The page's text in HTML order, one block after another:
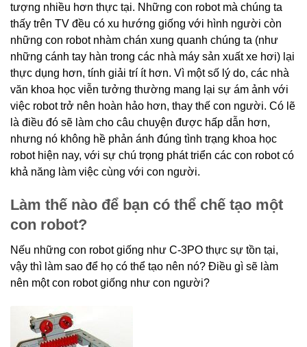
tượng nhiều hơn thực tại. Những con robot mà chúng ta
thấy trên TV đều có xu hướng giống với hình người còn
những con robot nhàm chán xung quanh chúng ta (như
những cánh tay hàn trong các nhà máy sản xuất xe hơi) lại
thực dụng hơn, tính giải trí ít hơn. Vì một số lý do, các nhà
văn khoa học viễn tưởng thường mang lại sự ám ảnh với
việc robot trở nên hoàn hảo hơn, thay thế con người. Có lẽ
là điều đó sẽ làm cho câu chuyện được hấp dẫn hơn,
nhưng nó không hề phản ánh đúng tình trạng khoa học
robot hiện nay, với sự chú trọng phát triển các con robot có
khả năng làm việc cùng với con người.
Làm thế nào để bạn có thể chế tạo một
con robot?
Nếu những con robot giống như C-3PO thực sự tồn tại,
vậy thì làm sao để họ có thể tạo nên nó? Điều gì sẽ làm
nên một con robot giống như con người?